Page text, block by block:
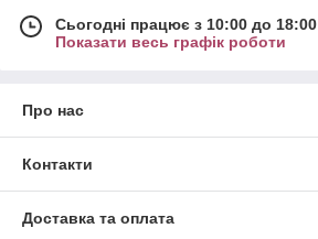
Сьогодні працює з 10:00 до 18:00
Показати весь графік роботи
Про нас
Контакти
Доставка та оплата